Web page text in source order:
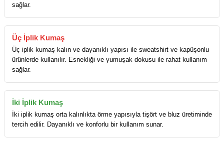
sağlar.
Üç İplik Kumaş
Üç iplik kumaş kalın ve dayanıklı yapısı ile sweatshirt ve kapüşonlu
ürünlerde kullanılır. Esnekliği ve yumuşak dokusu ile rahat kullanım
sağlar.
İki İplik Kumaş
İki iplik kumaş orta kalınlıkta örme yapısıyla tişört ve bluz üretiminde
tercih edilir. Dayanıklı ve konforlu bir kullanım sunar.